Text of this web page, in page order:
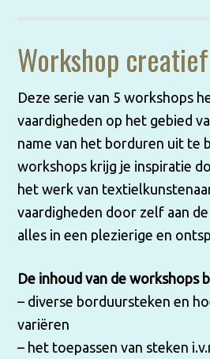
Workshop
Deze serie van 5 workshops
vaardigheden op het gebied
name van het borduren uit te
workshops krijg je inspiratie
het werk van
vaardigheden door zelf aan
alles in een plezierige en
De inhoud van de workshops
– diverse borduursteken en
variëren
– het toepassen van steken